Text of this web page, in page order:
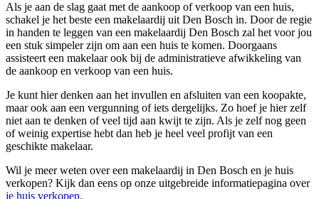
Als je aan de slag gaat met de aankoop of verkoop van een huis,
schakel je het beste een makelaardij uit Den Bosch in. Door de regie
in handen te leggen van een makelaardij Den Bosch zal het voor jou
een stuk simpeler zijn om aan een huis te komen. Doorgaans
assisteert een makelaar ook bij de administratieve afwikkeling van
de aankoop en verkoop van een huis.
Je kunt hier denken aan het invullen en afsluiten van een koopakte,
maar ook aan een vergunning of iets dergelijks. Zo hoef je hier zelf
niet aan te denken of veel tijd aan kwijt te zijn. Als je zelf nog geen
of weinig expertise hebt dan heb je heel veel profijt van een
geschikte makelaar.
Wil je meer weten over een makelaardij in Den Bosch en je huis
verkopen? Kijk dan eens op onze uitgebreide informatiepagina over
je huis verkopen.